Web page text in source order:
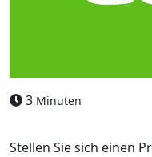
3 Minuten
Stellen Sie sich einen